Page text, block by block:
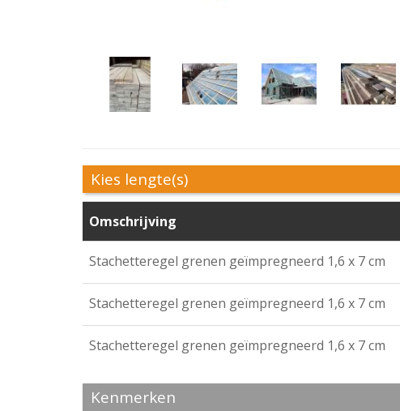
Kies lengte(s)
Omschrijving
Stachetteregel grenen geïmpregneerd 1,6 x 7 cm
Stachetteregel grenen geïmpregneerd 1,6 x 7 cm
Stachetteregel grenen geïmpregneerd 1,6 x 7 cm
Kenmerken